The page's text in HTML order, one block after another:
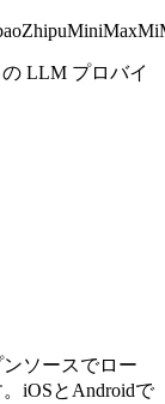
ZhipuMiniMax
LLM プロバイ
ソースでロー
iOSとAndroidで